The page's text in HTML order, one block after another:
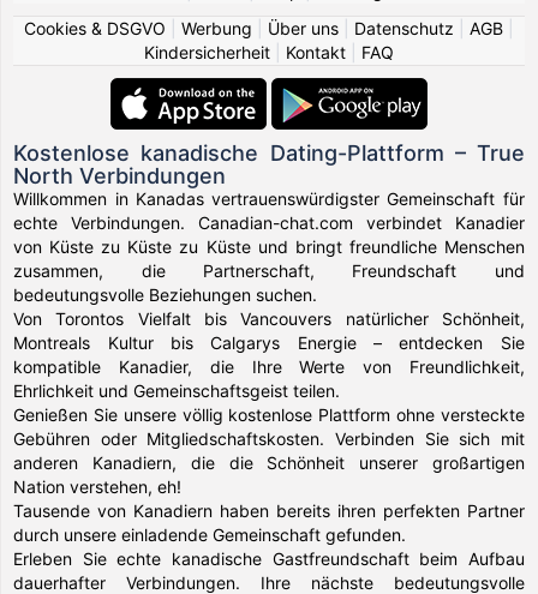
Cookies & DSGVO
Werbung Über uns Datenschutz AGB
Kindersicherheit
Kontakt FAQ
Kostenlose kanadische Dating-Plattform – True
North Verbindungen
Willkommen in Kanadas vertrauenswürdigster Gemeinschaft für
echte Verbindungen. Canadian-chat.com verbindet Kanadier
von Küste zu Küste zu Küste und bringt freundliche Menschen
zusammen, die Partnerschaft, Freundschaft und
bedeutungsvolle Beziehungen suchen.
Von Torontos Vielfalt bis Vancouvers natürlicher Schönheit,
Montreals Kultur bis Calgarys Energie – entdecken Sie
kompatible Kanadier, die Ihre Werte von Freundlichkeit,
Ehrlichkeit und Gemeinschaftsgeist teilen.
Genießen Sie unsere völlig kostenlose Plattform ohne versteckte
Gebühren oder Mitgliedschaftskosten. Verbinden Sie sich mit
anderen Kanadiern, die die Schönheit unserer großartigen
Nation verstehen, eh!
Tausende von Kanadiern haben bereits ihren perfekten Partner
durch unsere einladende Gemeinschaft gefunden.
Erleben Sie echte kanadische Gastfreundschaft beim Aufbau
dauerhafter Verbindungen. Ihre nächste bedeutungsvolle